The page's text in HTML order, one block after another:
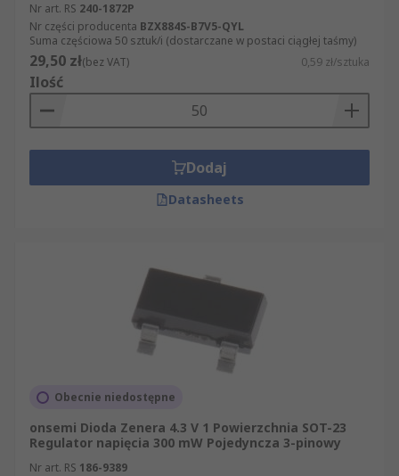
Nr art. RS 240-1872P
Nr części producenta BZX884S-B7V5-QYL
Suma częściowa 50 sztuk/i (dostarczane w postaci ciągłej taśmy)
29,50 zł(bez VAT) 0,59 zł/sztuka
Ilość
Dodaj
Datasheets
Obecnie niedostępne
onsemi Dioda Zenera 4.3 V 1 Powierzchnia SOT-23
Regulator napięcia 300 mW Pojedyncza 3-pinowy
Nr art. RS 186-9389